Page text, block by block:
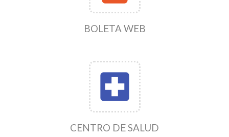
BOLETA WEB
local_hospital
CENTRO DE SALUD